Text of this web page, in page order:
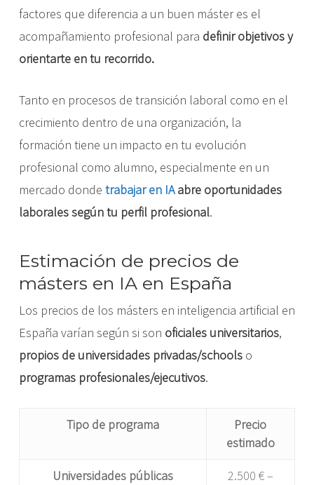
factores que diferencia a un buen máster es el
acompañamiento profesional para definir objetivos y
orientarte en tu recorrido.
Tanto en procesos de transición laboral como en el
crecimiento dentro de una organización, la
formación tiene un impacto en tu evolución
profesional como alumno, especialmente en un
mercado donde trabajar en IAabre oportunidades
laborales según tu perfil profesional.
Estimación de precios de
másters en IA en España
Los precios de los másters en inteligencia artificial en
España varían según si son oficiales universitarios,
propios de universidades privadas/schoolso
programas profesionales/ejecutivos.
Tipo de programa
Precio
estimado
Universidades públicas 2.500 € –